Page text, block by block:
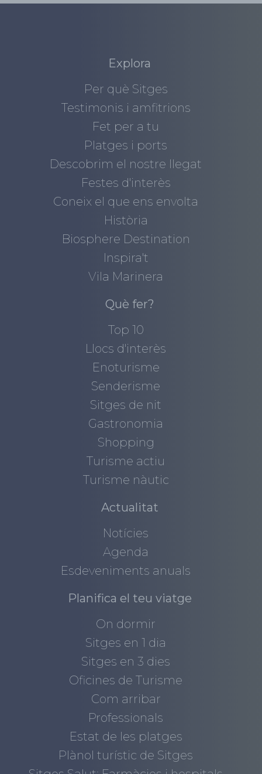
Explora
Per què Sitges
Testimonis i amfitrions
Fet per a tu
Platges i ports
Descobrim el nostre llegat
Festes d'interès
Coneix el que ens envolta
Història
Biosphere Destination
Inspira't
Vila Marinera
Què fer?
Top 10
Llocs d'interès
Enoturisme
Senderisme
Sitges de nit
Gastronomia
Shopping
Turisme actiu
Turisme nàutic
Actualitat
Notícies
Agenda
Esdeveniments anuals
Planifica el teu viatge
On dormir
Sitges en 1 dia
Sitges en 3 dies
Oficines de Turisme
Com arribar
Professionals
Estat de les platges
Plànol turístic de Sitges